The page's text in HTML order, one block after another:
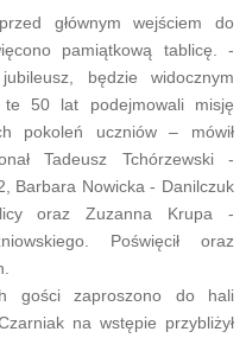
głównym wejściem do
pamiątkową tablicę. -
będzie widocznym
50 lat podejmowali misję
pokoleń uczniów – mówił
Tadeusz Tchórzewski -
Barbara Nowicka - Danilczuk
oraz Zuzanna Krupa -
Poświęcił oraz
gości zaproszono do hali
na wstępie przybliżył